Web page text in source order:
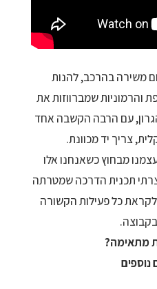
משירה בהרכב, להנות
והרמוניות שמברווזות את
עם הרבה הקשבה אחד
צריך יד מכוונת.
מבחוץ כשאנחנו אלו
תכנית הדרכה שמטרתה
כל פעילות הקשורה
מתאימה?
נוספים